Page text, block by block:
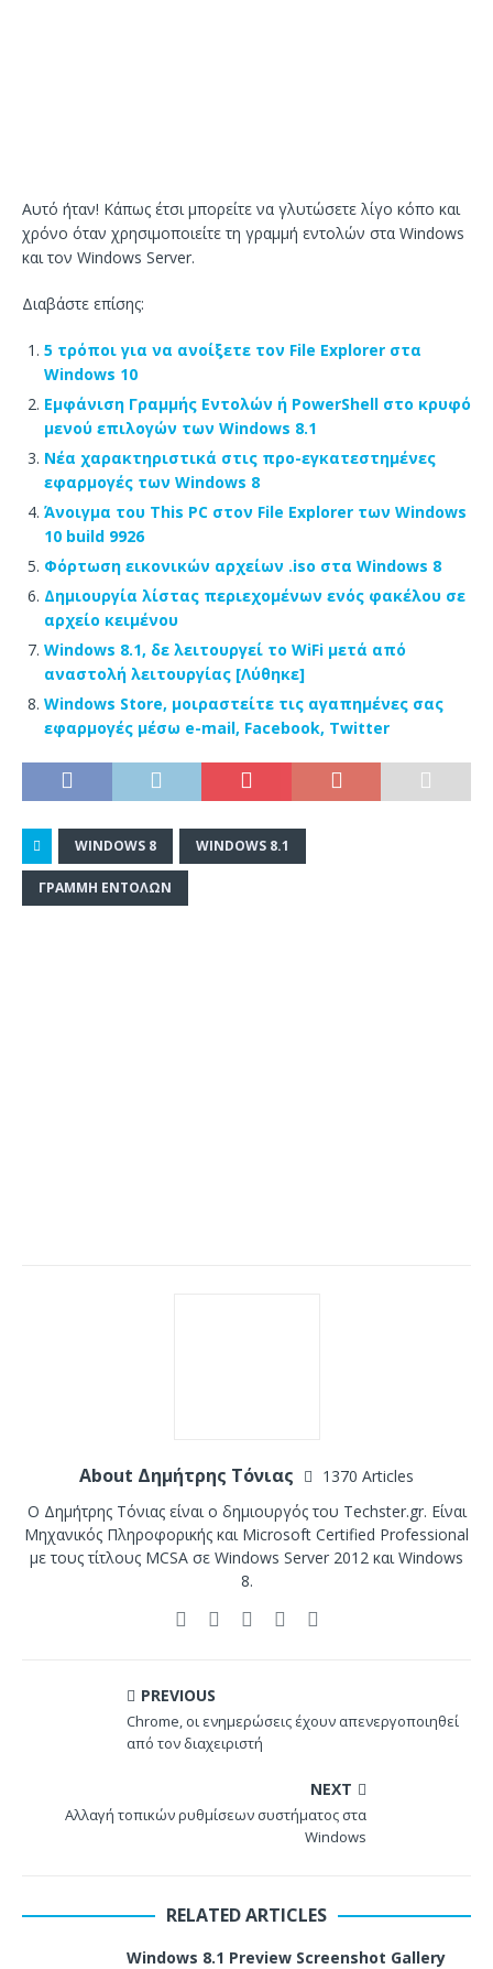
Αυτό ήταν! Κάπως έτσι μπορείτε να γλυτώσετε λίγο κόπο και
χρόνο όταν χρησιμοποιείτε τη γραμμή εντολών στα Windows
και τον Windows Server.
Διαβάστε επίσης:
5 τρόποι για να ανοίξετε τον File Explorer στα
Windows 10
Εμφάνιση Γραμμής Εντολών ή PowerShell στο κρυφό
μενού επιλογών των Windows 8.1
Νέα χαρακτηριστικά στις προ-εγκατεστημένες
εφαρμογές των Windows 8
Άνοιγμα του This PC στον File Explorer των Windows
10 build 9926
Φόρτωση εικονικών αρχείων .iso στα Windows 8
Δημιουργία λίστας περιεχομένων ενός φακέλου σε
αρχείο κειμένου
Windows 8.1, δε λειτουργεί το WiFi μετά από
αναστολή λειτουργίας [Λύθηκε]
Windows Store, μοιραστείτε τις αγαπημένες σας
εφαρμογές μέσω e-mail, Facebook, Twitter
WINDOWS 8 WINDOWS 8.1
ΓΡΑΜΜΉ ΕΝΤΟΛΏΝ
About Δημήτρης Τόνιας
1370 Articles
Ο Δημήτρης Τόνιας είναι ο δημιουργός του Techster.gr. Είναι
Μηχανικός Πληροφορικής και Microsoft Certified Professional
με τους τίτλους MCSA σε Windows Server 2012 και Windows
8.
PREVIOUS
Chrome, οι ενημερώσεις έχουν απενεργοποιηθεί
από τον διαχειριστή
NEXT
Αλλαγή τοπικών ρυθμίσεων συστήματος στα
Windows
RELATED ARTICLES
Windows 8.1 Preview Screenshot Gallery